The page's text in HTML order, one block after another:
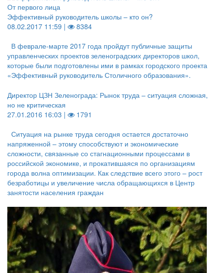
От первого лица
Эффективный руководитель школы – кто он?
08.02.2017 11:59 |
8384
В феврале-марте 2017 года пройдут публичные защиты
управленческих проектов зеленоградских директоров школ,
которые были подготовлены ими в рамках городского проекта
«Эффективный руководитель Столичного образования».
Директор ЦЗН Зеленограда: Рынок труда – ситуация сложная,
но не критическая
27.01.2016 16:03 |
1791
Ситуация на рынке труда сегодня остается достаточно
напряженной – этому способствуют и экономические
сложности, связанные со стагнационными процессами в
российской экономике, и прокатившаяся по организациям
города волна оптимизации. Как следствие всего этого – рост
безработицы и увеличение числа обращающихся в Центр
занятости населения граждан